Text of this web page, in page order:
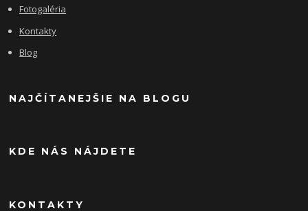
Fotogaléria
Kontakty
Blog
NAJČÍTANEJŠIE NA BLOGU
KDE NÁS NÁJDETE
KONTAKTY